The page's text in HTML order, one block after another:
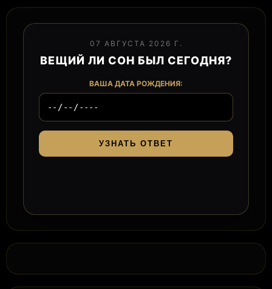
07 АВГУСТА 2026 Г.
ВЕЩИЙ ЛИ СОН БЫЛ СЕГОДНЯ?
ВАША ДАТА РОЖДЕНИЯ:
УЗНАТЬ ОТВЕТ